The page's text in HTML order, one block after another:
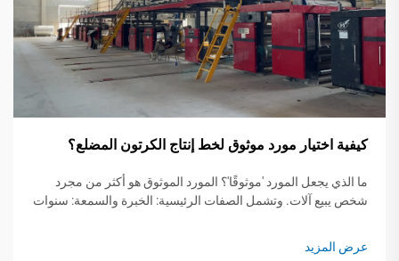
كيفية اختيار مورد موثوق لخط إنتاج الكرتون المضلع؟
ما الذي يجعل المورد 'موثوقًا'؟ المورد الموثوق هو أكثر من مجرد
شخص يبيع آلات. وتشمل الصفات الرئيسية: الخبرة والسمعة: سنوات
عرض المزيد